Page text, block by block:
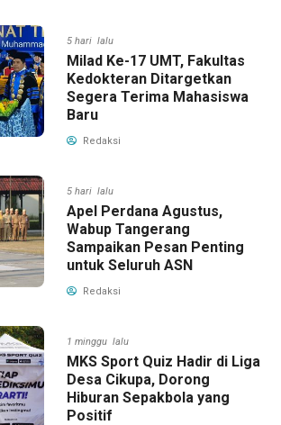
5 hari lalu
Milad Ke-17 UMT, Fakultas
Kedokteran Ditargetkan
Segera Terima Mahasiswa
Baru
Redaksi
5 hari lalu
Apel Perdana Agustus,
Wabup Tangerang
Sampaikan Pesan Penting
untuk Seluruh ASN
Redaksi
1 minggu lalu
MKS Sport Quiz Hadir di Liga
Desa Cikupa, Dorong
Hiburan Sepakbola yang
Positif